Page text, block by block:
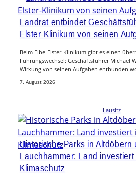
Landrat entbindet
Elster-Klinikum von seinen
Beim Elbe-Elster-Klinikum gibt es einen
Führungswechsel: Geschäftsführer Michael
Wirkung von seinen Aufgaben entbunden
7. August 2026
Lausitz
Historische Parks in Altdöbern
Lauchhammer: Land investiert
Klimaschutz